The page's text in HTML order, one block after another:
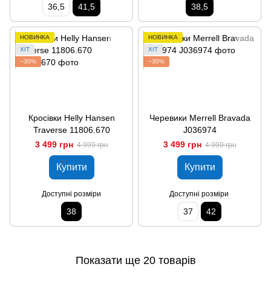
36,5 41,5 38,5
НОВИНКА
ХІТ
−30%
Кросівки Helly Hansen
Traverse 11806.670
3 499 грн 4 999 грн
Купити
Доступні розміри
38
НОВИНКА
ХІТ
−30%
Черевики Merrell Bravada
J036974
3 499 грн 4 999 грн
Купити
Доступні розміри
37 42
Показати ще 20 товарів